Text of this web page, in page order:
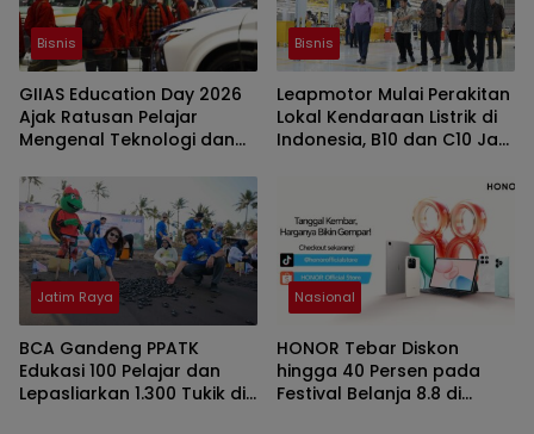
Bisnis
GIIAS Education Day 2026
Ajak Ratusan Pelajar
Mengenal Teknologi dan
Otomotif
Bisnis
Leapmotor Mulai Perakitan
Lokal Kendaraan Listrik di
Indonesia, B10 dan C10 Jadi
Jatim Raya
BCA Gandeng PPATK
Edukasi 100 Pelajar dan
Lepasliarkan 1.300 Tukik di
Nasional
HONOR Tebar Diskon
hingga 40 Persen pada
Festival Belanja 8.8 di